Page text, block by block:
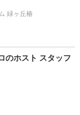
緑ヶ丘椿
のホスト スタッフ